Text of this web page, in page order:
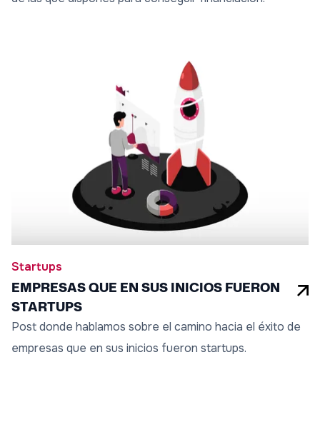
Startups
EMPRESAS QUE EN SUS INICIOS FUERON
STARTUPS
Post donde hablamos sobre el camino hacia el éxito de
empresas que en sus inicios fueron startups.